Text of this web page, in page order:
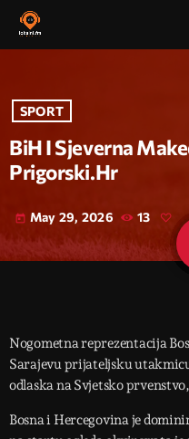
SPORT
BiH I Sjeverna
Prigorski.hr
today May 29, 2026 13
Nogometna reprezentacija
Sarajevu prijateljsku
odlaska na Svjetsko
Bosna i Hercegovina je